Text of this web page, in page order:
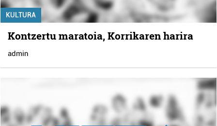
KULTURA
Kontzertu maratoia, Korrikaren harira
admin